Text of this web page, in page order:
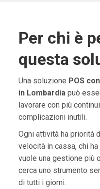
Per chi è
questa
Una soluzione POS
in Lombardiapuò
lavorare con più
complicazioni inutili.
Ogni attività ha priorità
velocità in cassa, chi
vuole una gestione più
cerca uno strumento
di tutti i giorni.